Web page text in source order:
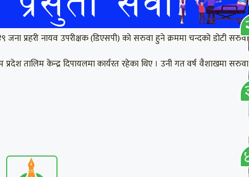
जना प्रहरी नायव उपरीक्षक (डिएसपी) को सरुवा हुने क्रममा चन्दको डोटी सरुवा
तालिम केन्द्र दिपायलमा कार्यरत रहेका थिए । उनी गत वर्ष वैशाखमा सरुवा